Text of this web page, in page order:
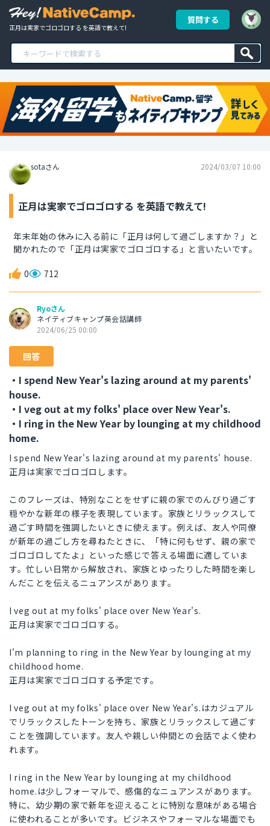
正月は実家でゴロゴロする を英語で教えて!
質問する
sotaさん 2024/03/07 10:00
正月は実家でゴロゴロする を英語で教えて!
年末年始の休みに入る前に「正月は何して過ごしますか？」と
聞かれたので「正月は実家でゴロゴロする」と言いたいです。
0 712
Ryoさん
ネイティブキャンプ英会話講師
2024/06/25 00:00
回答
・I spend New Year's lazing around at my parents'
house.
・I veg out at my folks' place over New Year's.
・I ring in the New Year by lounging at my childhood
home.
I spend New Year's lazing around at my parents' house.
正月は実家でゴロゴロします。
このフレーズは、特別なことをせずに親の家でのんびり過ごす
穏やかな新年の様子を表現しています。家族とリラックスして
過ごす時間を強調したいときに使えます。例えば、友人や同僚
が新年の過ごし方を尋ねたときに、「特に何もせず、親の家で
ゴロゴロしてたよ」といった感じで答える場面に適していま
す。忙しい日常から解放され、家族とゆったりした時間を楽し
んだことを伝えるニュアンスがあります。
I veg out at my folks' place over New Year's.
正月は実家でゴロゴロする。
I'm planning to ring in the New Year by lounging at my
childhood home.
正月は実家でゴロゴロする予定です。
I veg out at my folks' place over New Year's.はカジュアル
でリラックスしたトーンを持ち、家族とリラックスして過ごす
ことを強調しています。友人や親しい仲間との会話でよく使わ
れます。
I ring in the New Year by lounging at my childhood
home.は少しフォーマルで、感傷的なニュアンスがあります。
特に、幼少期の家で新年を迎えることに特別な意味がある場合
に使われることが多いです。ビジネスやフォーマルな場面でも